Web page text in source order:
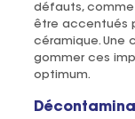
défauts, comme
être accentués
céramique. Une
gommer ces
optimum.